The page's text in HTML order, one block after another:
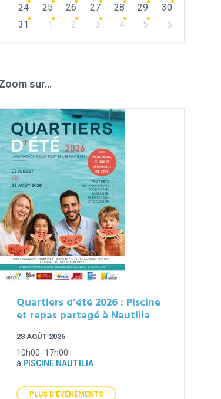
24
25 26 27 28 29
30
31
1 2 3 4 5
6
sur…
Quartiers d’été 2026 : Piscine
et repas partagé à Nautilia
28 AOÛT 2026
10h00 -17h00
à PISCINE NAUTILIA
PLUS D'ÉVÉNEMENTS